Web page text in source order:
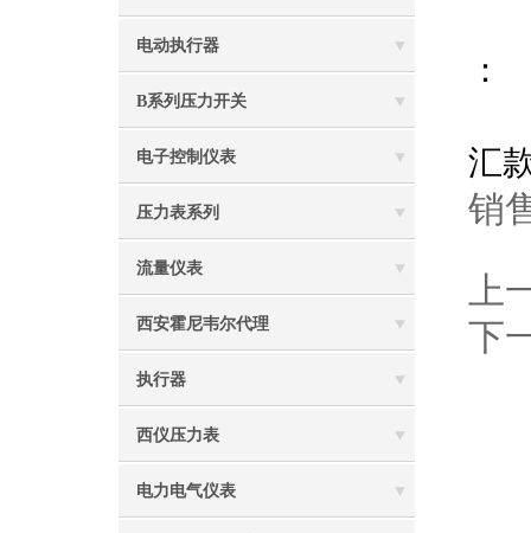
电动执行器
B系列压力开关
电子控制仪表
压力表系列
流量仪表
西安霍尼韦尔代理
执行器
西仪压力表
电力电气仪表
：
汇
销
上
下